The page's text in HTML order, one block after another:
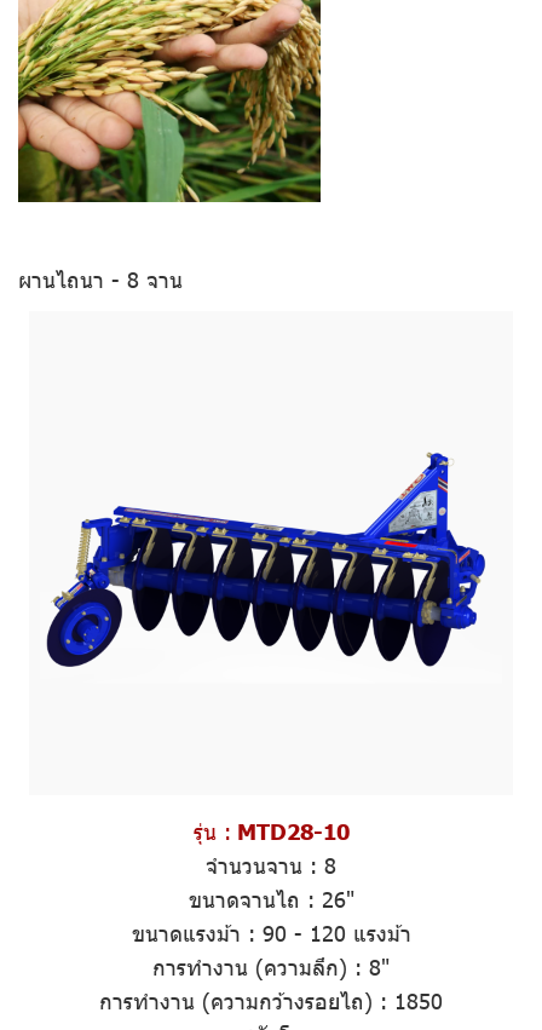
ผานไถนา - 8 จาน
รุ่น : MTD28-10
จำนวนจาน : 8
ขนาดจานไถ : 26"
ขนาดแรงม้า : 90 - 120 แรงม้า
การทำงาน (ความลึก) : 8"
การทำงาน (ความกว้างรอยไถ) : 1850